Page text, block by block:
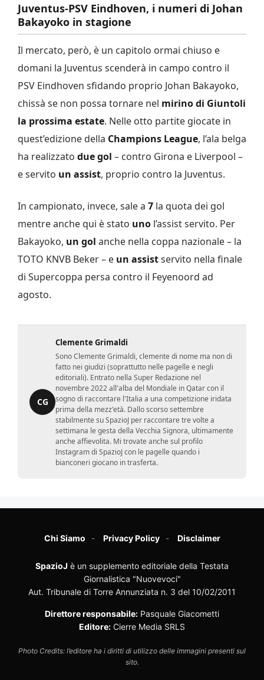
Juventus-PSV Eindhoven, i numeri di Johan
Bakayoko in stagione
Il mercato, però, è un capitolo ormai chiuso e
domani la Juventus scenderà in campo contro il
PSV Eindhoven sfidando proprio Johan Bakayoko,
chissà se non possa tornare nel mirino di Giuntoli
la prossima estate. Nelle otto partite giocate in
quest’edizione della Champions League, l’ala belga
ha realizzato due gol – contro Girona e Liverpool –
e servito un assist, proprio contro la Juventus.
In campionato, invece, sale a 7 la quota dei gol
mentre anche qui è stato uno l’assist servito. Per
Bakayoko, un gol anche nella coppa nazionale – la
TOTO KNVB Beker – e un assistservito nella finale
di Supercoppa persa contro il Feyenoord ad
agosto.
CG
Clemente Grimaldi
Sono Clemente Grimaldi, clemente di nome ma non di
fatto nei giudizi (soprattutto nelle pagelle e negli
editoriali). Entrato nella Super Redazione nel
novembre 2022 all'alba del Mondiale in Qatar con il
sogno di raccontare l'Italia a una competizione iridata
prima della mezz'età. Dallo scorso settembre
stabilmente su SpazioJ per raccontare tre volte a
settimana le gesta della Vecchia Signora, ultimamente
anche affievolita. Mi trovate anche sul profilo
Instagram di SpazioJ con le pagelle quando i
bianconeri giocano in trasferta.
Chi Siamo Privacy Policy Disclaimer
SpazioJ è un supplemento editoriale della Testata
Giornalistica "Nuovevoci"
Aut. Tribunale di Torre Annunziata n. 3 del 10/02/2011
Direttore responsabile: Pasquale Giacometti
Editore: Cierre Media SRLS
Photo Credits: l’editore ha i diritti di utilizzo delle immagini presenti sul
sito.